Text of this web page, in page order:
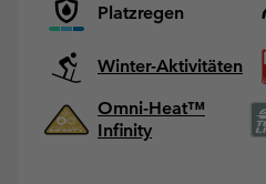
Platzregen
Winter-Aktivitäten
Omni-Heat™
Infinity